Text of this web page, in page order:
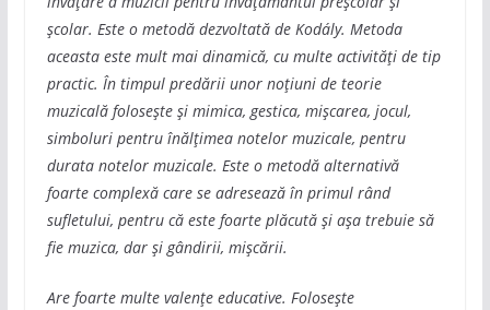
școlar. Este o metodă dezvoltată de Kodály. Metoda
aceasta este mult mai dinamică, cu multe activități de tip
practic. În timpul predării unor noțiuni de teorie
muzicală folosește și mimica, gestica, mișcarea, jocul,
simboluri pentru înălțimea notelor muzicale, pentru
durata notelor muzicale. Este o metodă alternativă
foarte complexă care se adresează în primul rând
sufletului, pentru că este foarte plăcută și așa trebuie să
fie muzica, dar și gândirii, mișcării.
Are foarte multe valențe educative. Folosește